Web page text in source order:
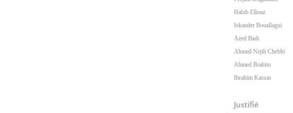
Habib Ellouz
Iskander Bouallagui
Azed Badi
Ahmed Nejib Chebbi
Ahmed Brahim
Ibrahim Kassas
Justifié